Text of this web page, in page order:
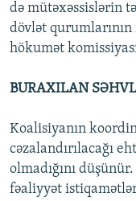
də mütəxəssislərin
dövlət
hökumət
BURAXILAN
Koalisiyanın
cəzalandırılacağı
olmadığını
fəaliyyət